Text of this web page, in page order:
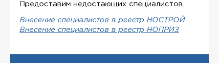
Предоставим недостающих специалистов.
Внесение специалистов в реестр НОСТРОЙ
Внесение специалистов в реестр НОПРИЗ